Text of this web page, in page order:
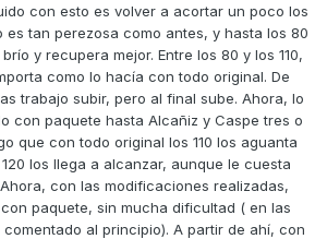
con esto es volver a acortar un poco los
es tan perezosa como antes, y hasta los 80
y recupera mejor. Entre los 80 y los 110,
como lo hacía con todo original. De
trabajo subir, pero al final sube. Ahora, lo
con paquete hasta Alcañiz y Caspe tres o
que con todo original los 110 los aguanta
los llega a alcanzar, aunque le cuesta
con las modificaciones realizadas,
con paquete, sin mucha dificultad ( en las
al principio). A partir de ahí, con